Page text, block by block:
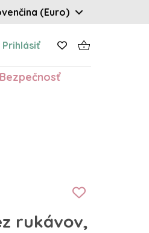
(Euro)
Prihlásiť
Bezpečnosť
rukávov,